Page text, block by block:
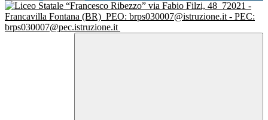
via Fabio Filzi, 48 72021 -
Francavilla Fontana (BR) PEO: brps030007@istruzione.it - PEC:
brps030007@pec.istruzione.it